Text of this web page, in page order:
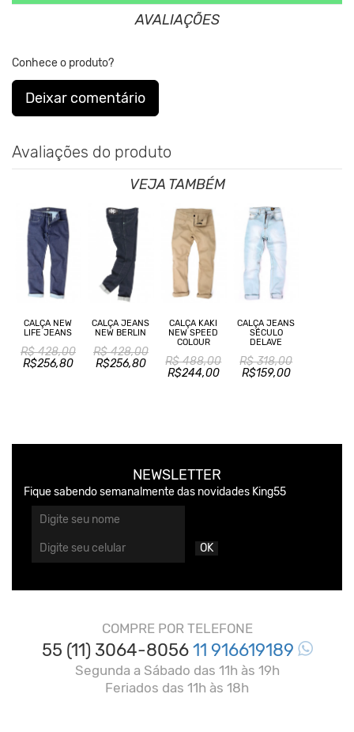
Nos Produtos da King55 não se utilizam nenhum material
DNA da marca desde sua fundação.
AVALIAÇÕES
Conhece o produto?
Deixar comentário
Avaliações do produto
VEJA TAMBÉM
CALÇA NEW
LIFE JEANS
R$ 428,00
R$256,80
CALÇA JEANS
NEW BERLIN
R$ 428,00
R$256,80
CALÇA KAKI
NEW SPEED
COLOUR
R$ 488,00
R$244,00
CALÇA JEANS
SÉCULO
DELAVE
R$ 318,00
R$159,00
NEWSLETTER
Fique sabendo semanalmente das novidades King55
OK
COMPRE POR TELEFONE
55 (11) 3064-805611 916619189
Segunda a Sábado das 11h às 19h
Feriados das 11h às 18h